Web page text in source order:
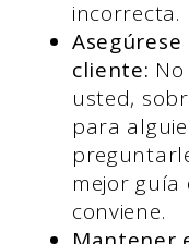
incorrecta.
cliente:
usted,
para
mejor guía
conviene.